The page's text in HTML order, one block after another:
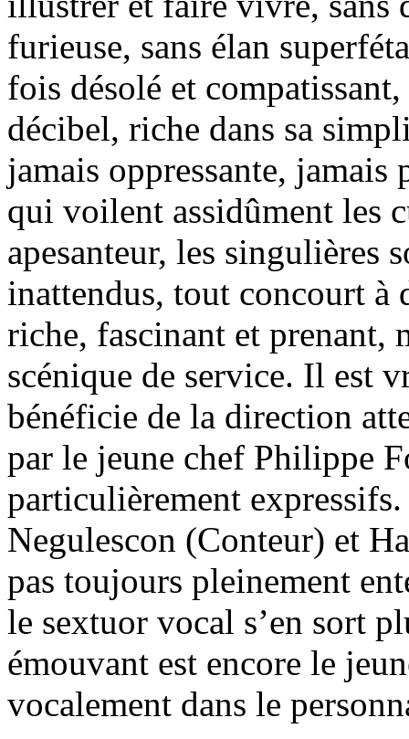
furieuse, sans élan
fois désolé et
décibel, riche dans sa
jamais oppressante, jamais
qui voilent assidûment les
apesanteur, les singulières
inattendus, tout concourt
riche, fascinant et prenant,
scénique de service. Il est
bénéficie de la direction
par le jeune chef Philippe
particulièrement
Negulescon (Conteur) et
pas toujours pleinement
le sextuor vocal s’en sort
émouvant est encore le
vocalement dans le